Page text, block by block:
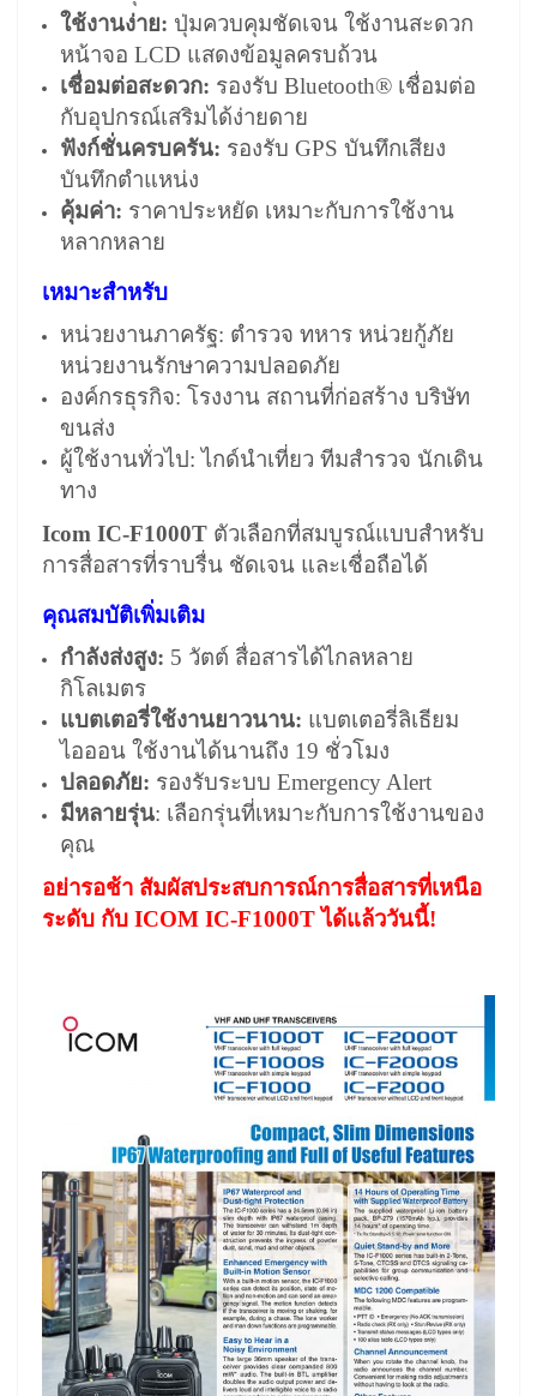
ใช้งานง่าย: ปุ่มควบคุมชัดเจน ใช้งานสะดวก
หน้าจอ LCD แสดงข้อมูลครบถ้วน
เชื่อมต่อสะดวก: รองรับ Bluetooth® เชื่อมต่อ
กับอุปกรณ์เสริมได้ง่ายดาย
ฟังก์ชั่นครบครัน: รองรับ GPS บันทึกเสียง
บันทึกตำแหน่ง
คุ้มค่า: ราคาประหยัด เหมาะกับการใช้งาน
หลากหลาย
เหมาะสำหรับ
หน่วยงานภาครัฐ: ตำรวจ ทหาร หน่วยกู้ภัย
หน่วยงานรักษาความปลอดภัย
องค์กรธุรกิจ: โรงงาน สถานที่ก่อสร้าง บริษัท
ขนส่ง
ผู้ใช้งานทั่วไป: ไกด์นำเที่ยว ทีมสำรวจ นักเดิน
ทาง
Icom IC-F1000T ตัวเลือกที่สมบูรณ์แบบสำหรับ
การสื่อสารที่ราบรื่น ชัดเจน และเชื่อถือได้
คุณสมบัติเพิ่มเติม
กำลังส่งสูง: 5 วัตต์ สื่อสารได้ไกลหลาย
กิโลเมตร
แบตเตอรี่ใช้งานยาวนาน: แบตเตอรี่ลิเธียม
ไอออน ใช้งานได้นานถึง 19 ชั่วโมง
ปลอดภัย: รองรับระบบ Emergency Alert
มีหลายรุ่น: เลือกรุ่นที่เหมาะกับการใช้งานของ
คุณ
อย่ารอช้า สัมผัสประสบการณ์การสื่อสารที่เหนือ
ระดับ กับ ICOM IC-F1000T ได้แล้ววันนี้!